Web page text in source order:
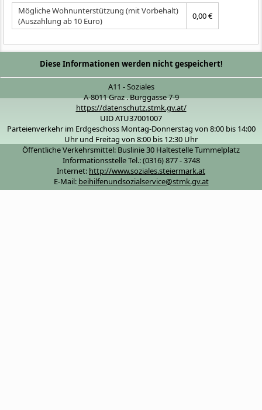
Mögliche Wohnunterstützung (mit Vorbehalt)
(Auszahlung ab 10 Euro)
0,00 €
Diese Informationen werden nicht gespeichert!
A11 - Soziales
A-8011 Graz . Burggasse 7-9
https://datenschutz.stmk.gv.at/
UID ATU37001007
Parteienverkehr im Erdgeschoss Montag-Donnerstag von 8:00 bis 14:00
Uhr und Freitag von 8:00 bis 12:30 Uhr
Öffentliche Verkehrsmittel: Buslinie 30 Haltestelle Tummelplatz
Informationsstelle Tel.: (0316) 877 - 3748
Internet: http://www.soziales.steiermark.at
E-Mail: beihilfenundsozialservice@stmk.gv.at